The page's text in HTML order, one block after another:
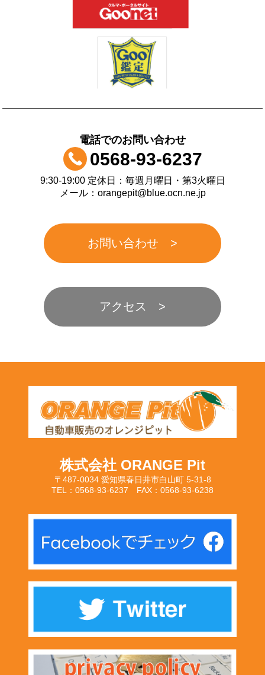
電話でのお問い合わせ
0568-93-6237
9:30-19:00 定休日：毎週月曜日・第3火曜日
メール：orangepit@blue.ocn.ne.jp
お問い合わせ
アクセス
株式会社 ORANGE Pit
〒487-0034 愛知県春日井市白山町 5-31-8
TEL：0568-93-6237 FAX：0568-93-6238